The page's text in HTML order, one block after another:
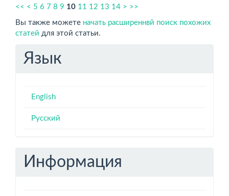
<< < 5 6 7 8 9 10 11 12 13 14 > >>
Вы также можете начать расширеннвй поиск похожих
статей для этой статьи.
Язык
English
Русский
Информация